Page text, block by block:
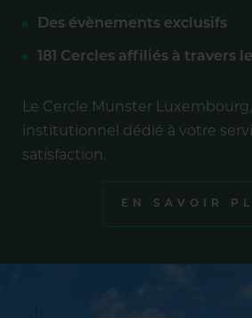
Des évènements exclusifs
181 Cercles affiliés à travers
Le Cercle Munster
institutionnel dédié à votre
satisfaction.
EN SAVOIR